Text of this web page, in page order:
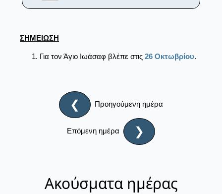
ΣΗΜΕΙΩΣΗ
Για τον Άγιο Ιωάσαφ βλέπε στις 26 Οκτωβρίου.
❮ Προηγούμενη ημέρα
Επόμενη ημέρα ❯
Ακούσματα ημέρας